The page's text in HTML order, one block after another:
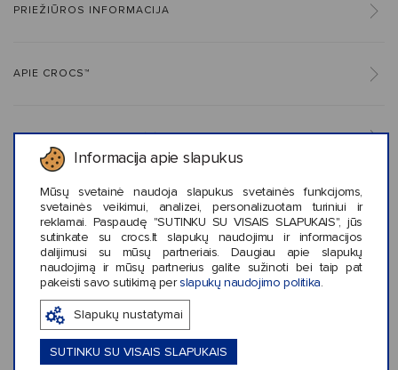
Informacija apie slapukus
Mūsų svetainė naudoja slapukus svetainės funkcijoms,
svetainės veikimui, analizei, personalizuotam turiniui ir
reklamai. Paspaudę "SUTINKU SU VISAIS SLAPUKAIS", jūs
sutinkate su crocs.lt slapukų naudojimu ir informacijos
dalijimusi su mūsų partneriais. Daugiau apie slapukų
naudojimą ir mūsų partnerius galite sužinoti bei taip pat
pakeisti savo sutikimą per slapukų naudojimo politika
Slapukų nustatymai
SUTINKU SU VISAIS SLAPUKAIS
PRIEŽIŪROS INFORMACIJA
APIE CROCS™
KLIENTŲ ATSILIEPIMAI (0)
Panašaus stiliaus prekės